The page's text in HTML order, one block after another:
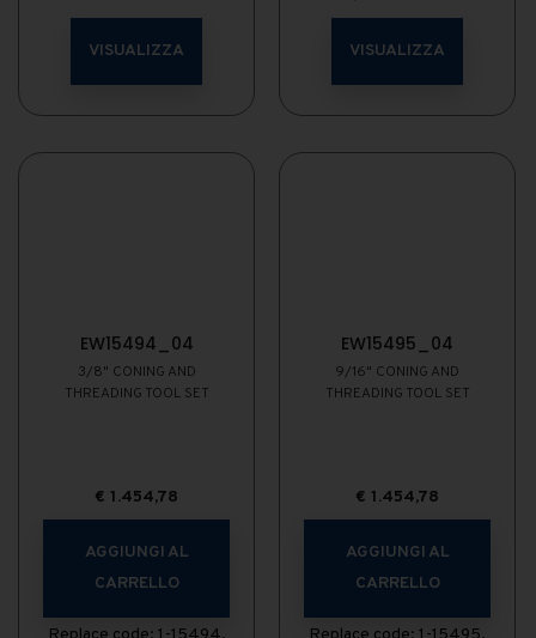
VISUALIZZA VISUALIZZA
EW15494_04
3/8" CONING AND
THREADING TOOL SET
€ 1.454,78
AGGIUNGI AL
CARRELLO
EW15495_04
9/16" CONING AND
THREADING TOOL SET
€ 1.454,78
AGGIUNGI AL
CARRELLO